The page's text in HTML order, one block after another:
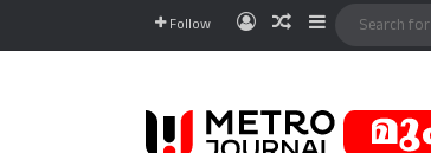
Follow Log InRandom Article
Sidebar